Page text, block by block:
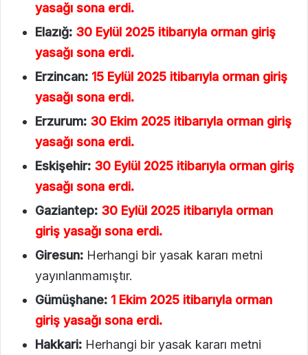
yasağı sona erdi.
Elazığ: 30 Eylül 2025 itibarıyla orman giriş
yasağı sona erdi.
Erzincan: 15 Eylül 2025 itibarıyla orman giriş
yasağı sona erdi.
Erzurum: 30 Ekim 2025 itibarıyla orman giriş
yasağı sona erdi.
Eskişehir: 30 Eylül 2025 itibarıyla orman giriş
yasağı sona erdi.
Gaziantep: 30 Eylül 2025 itibarıyla orman
giriş yasağı sona erdi.
Giresun: Herhangi bir yasak kararı metni
yayınlanmamıştır.
Gümüşhane: 1 Ekim 2025 itibarıyla orman
giriş yasağı sona erdi.
Hakkari: Herhangi bir yasak kararı metni